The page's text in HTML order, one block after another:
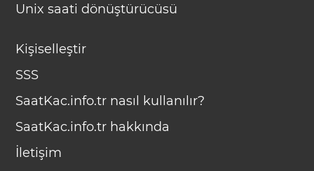
Unix saati dönüştürücüsü
Kişiselleştir
SSS
SaatKac.info.tr nasıl kullanılır?
SaatKac.info.tr hakkında
İletişim